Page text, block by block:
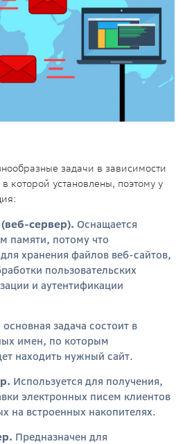
задачи в зависимости
которой установлены, поэтому у
сервер). Оснащается
памяти, потому что
хранения файлов веб-сайтов,
пользовательских
и аутентификации
основная задача состоит в
имен, по которым
находить нужный сайт.
Используется для получения,
электронных писем клиентов
на встроенных накопителях.
Предназначен для